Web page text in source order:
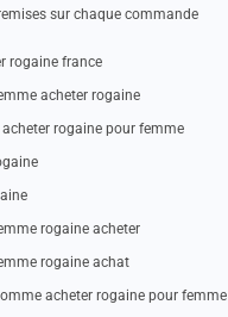
sur chaque commande
rogaine france
acheter rogaine
rogaine pour femme
rogaine acheter
rogaine achat
acheter rogaine pour femme